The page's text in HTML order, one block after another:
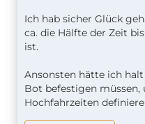
Ich hab sicher Glück
ca. die Hälfte der Zeit
ist.
Ansonsten hätte ich
Bot befestigen
Hochfahrzeiten